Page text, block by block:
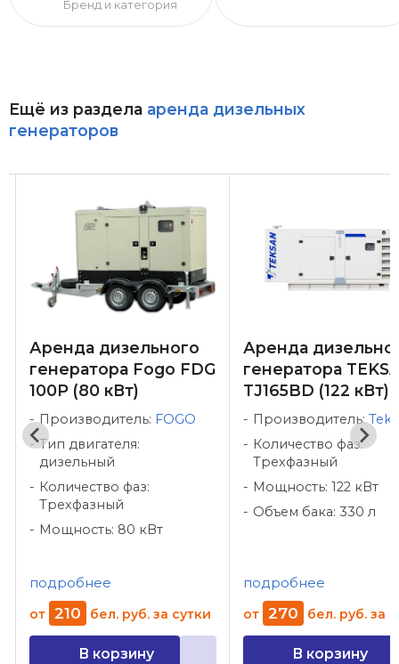
Бренд и категория
Ещё из раздела аренда дизельных
генераторов
Аренда дизельного
генератора Fogo FDG
100P (80 кВт)
Производитель: FOGO
Тип двигателя:
дизельный
Количество фаз:
Трехфазный
Мощность: 80 кВт
подробнее
от 210 бел. руб. за сутки
В корзину
Аренда
генератора
TJ165BD (122 кВт)
Производитель:
Количество фаз:
Трехфазный
Мощность: 122 кВт
Объем бака: 330 л
подробнее
от 270 бел. руб. за
В корзину